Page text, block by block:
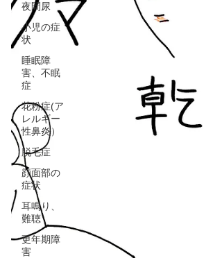
夜間尿
小児の症
状
睡眠障
害、不眠
症
花粉症(ア
レルギー
性鼻炎）
脱毛症
顔面部の
症状
耳鳴り、
難聴
更年期障
害